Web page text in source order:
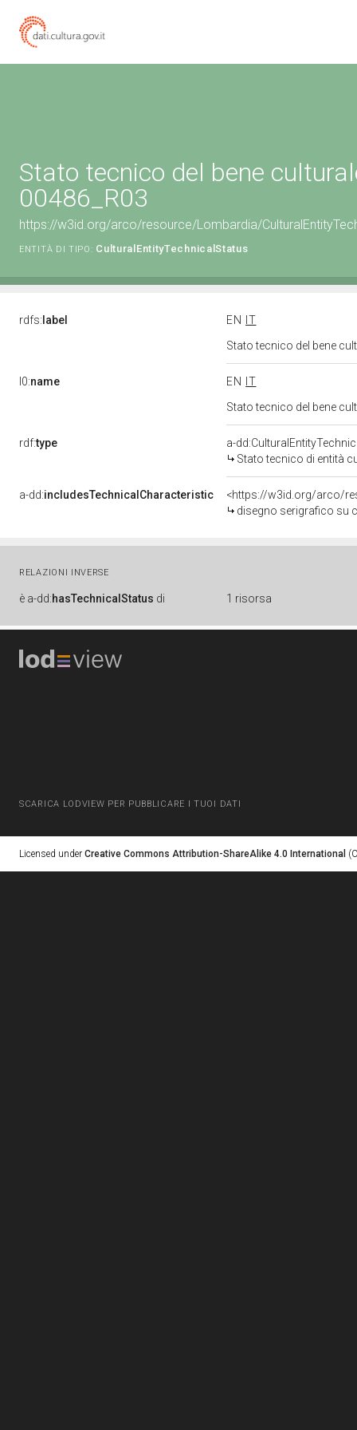
Stato tecnico del bene
00486_R03
https://w3id.org/arco/resource/Lombardia/
ENTITÀ DI TIPO: CulturalEntityTechnicalStatus
rdfs: label EN
IT
Stato tecnico del bene
l0:name EN
IT
Stato tecnico del bene
rdf:type
a-
Stato tecnico di entità
a-dd:includesTechnicalCharacteristic
<https://w3id.org/arco/
disegno serigrafico su
RELAZIONI INVERSE
è a-dd:hasTechnicalStatus di 1 risorsa
SCARICA LODVIEW PER PUBBLICARE I TUOI DATI
Licensed under Creative Commons Attribution-ShareAlike 4.0 International